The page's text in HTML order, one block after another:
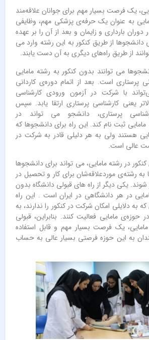
یک فرصت بسیار مهم برای جوانان علاقه‌مند
به عنوان یک حرفه‌ی پزشکی مهم، وظایفی
دوران بارداری و زایمان و بعد از آن را بر عهده
دانشجوها از طریق کنکور به این رشته وارد می
از طریق راه‌های دیگری به آن دست یابند.
می ‌توانند بدون کنکور به رشته مامایی
پرستاری است. بعد از اتمام دوره‌ی کاردانی
با شرکت در آزمون ورودی کارشناسی
یعنی کارشناسی پرستاری ارتقا یابد. سپس
پرستاری، دانشجو می ‌تواند در
ثبت ‌نام کند. این راه برای دانشجوها که
هستند ولی به هر دلیلی قادر به شرکت در
عالی است.
در رشته مامایی، می‌ تواند برای دانشجوها
رشته‌ی موردعلاقه‌شان برای کار و تحصیل در
یکی دیگر از راه های قبولی دانشگاه بدون
در هر دانشگاهی در ایران است . این راه
به دلایلی امکان شرکت در کنکور را ندارند، به
حوزه‌ی مامایی فعالیت کنند. بنابراین، قبولی
یک فرصت بسیار مهم و قابل استفاده
به این حوزه فرصتی بسیار عالی به حساب